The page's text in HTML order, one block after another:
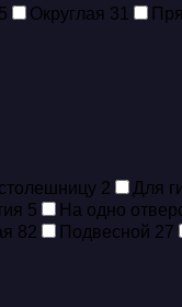
Округлая 31
2 Для
5 На одно
82 Подвесной 27